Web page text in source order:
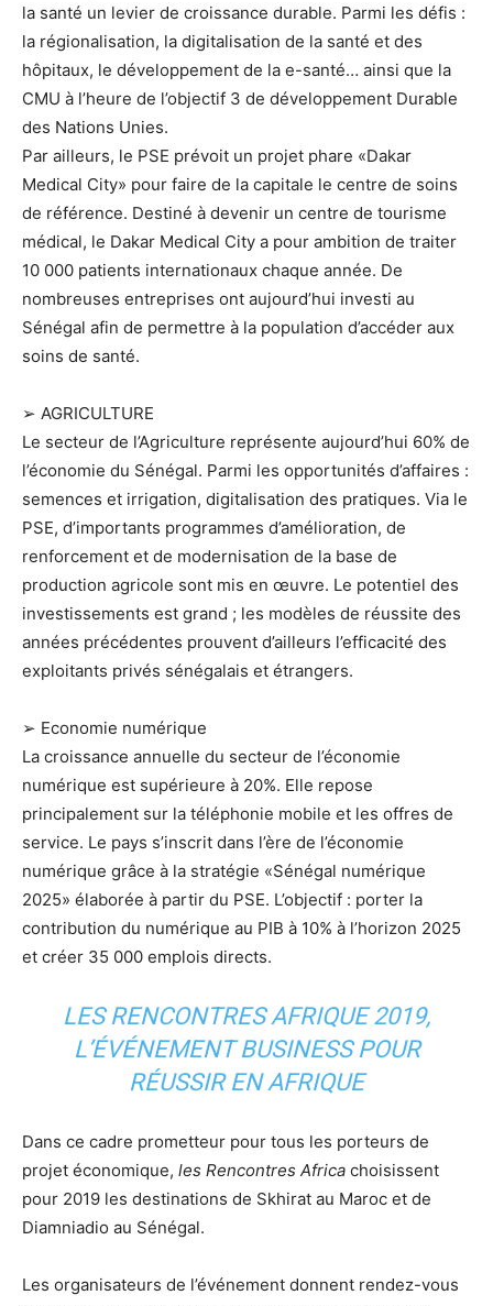
la santé un levier de croissance durable. Parmi les défis :
la régionalisation, la digitalisation de la santé et des
hôpitaux, le développement de la e-santé… ainsi que la
CMU à l’heure de l’objectif 3 de développement Durable
des Nations Unies.
Par ailleurs, le PSE prévoit un projet phare «Dakar
Medical City» pour faire de la capitale le centre de soins
de référence. Destiné à devenir un centre de tourisme
médical, le Dakar Medical City a pour ambition de traiter
10 000 patients internationaux chaque année. De
nombreuses entreprises ont aujourd’hui investi au
Sénégal afin de permettre à la population d’accéder aux
soins de santé.
➢ AGRICULTURE
Le secteur de l’Agriculture représente aujourd’hui 60% de
l’économie du Sénégal. Parmi les opportunités d’affaires :
semences et irrigation, digitalisation des pratiques. Via le
PSE, d’importants programmes d’amélioration, de
renforcement et de modernisation de la base de
production agricole sont mis en œuvre. Le potentiel des
investissements est grand ; les modèles de réussite des
années précédentes prouvent d’ailleurs l’efficacité des
exploitants privés sénégalais et étrangers.
➢ Economie numérique
La croissance annuelle du secteur de l’économie
numérique est supérieure à 20%. Elle repose
principalement sur la téléphonie mobile et les offres de
service. Le pays s’inscrit dans l’ère de l’économie
numérique grâce à la stratégie «Sénégal numérique
2025» élaborée à partir du PSE. L’objectif : porter la
contribution du numérique au PIB à 10% à l’horizon 2025
et créer 35 000 emplois directs.
LES RENCONTRES AFRIQUE 2019,
L’ÉVÉNEMENT BUSINESS POUR
RÉUSSIR EN AFRIQUE
Dans ce cadre prometteur pour tous les porteurs de
projet économique, les Rencontres Africa choisissent
pour 2019 les destinations de Skhirat au Maroc et de
Diamniadio au Sénégal.
Les organisateurs de l’événement donnent rendez-vous